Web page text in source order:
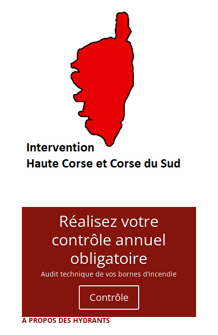
Réalisez votre
contrôle annuel
obligatoire
Audit technique de vos bornes d’incendie
Contrôle
A PROPOS DES HYDRANTS